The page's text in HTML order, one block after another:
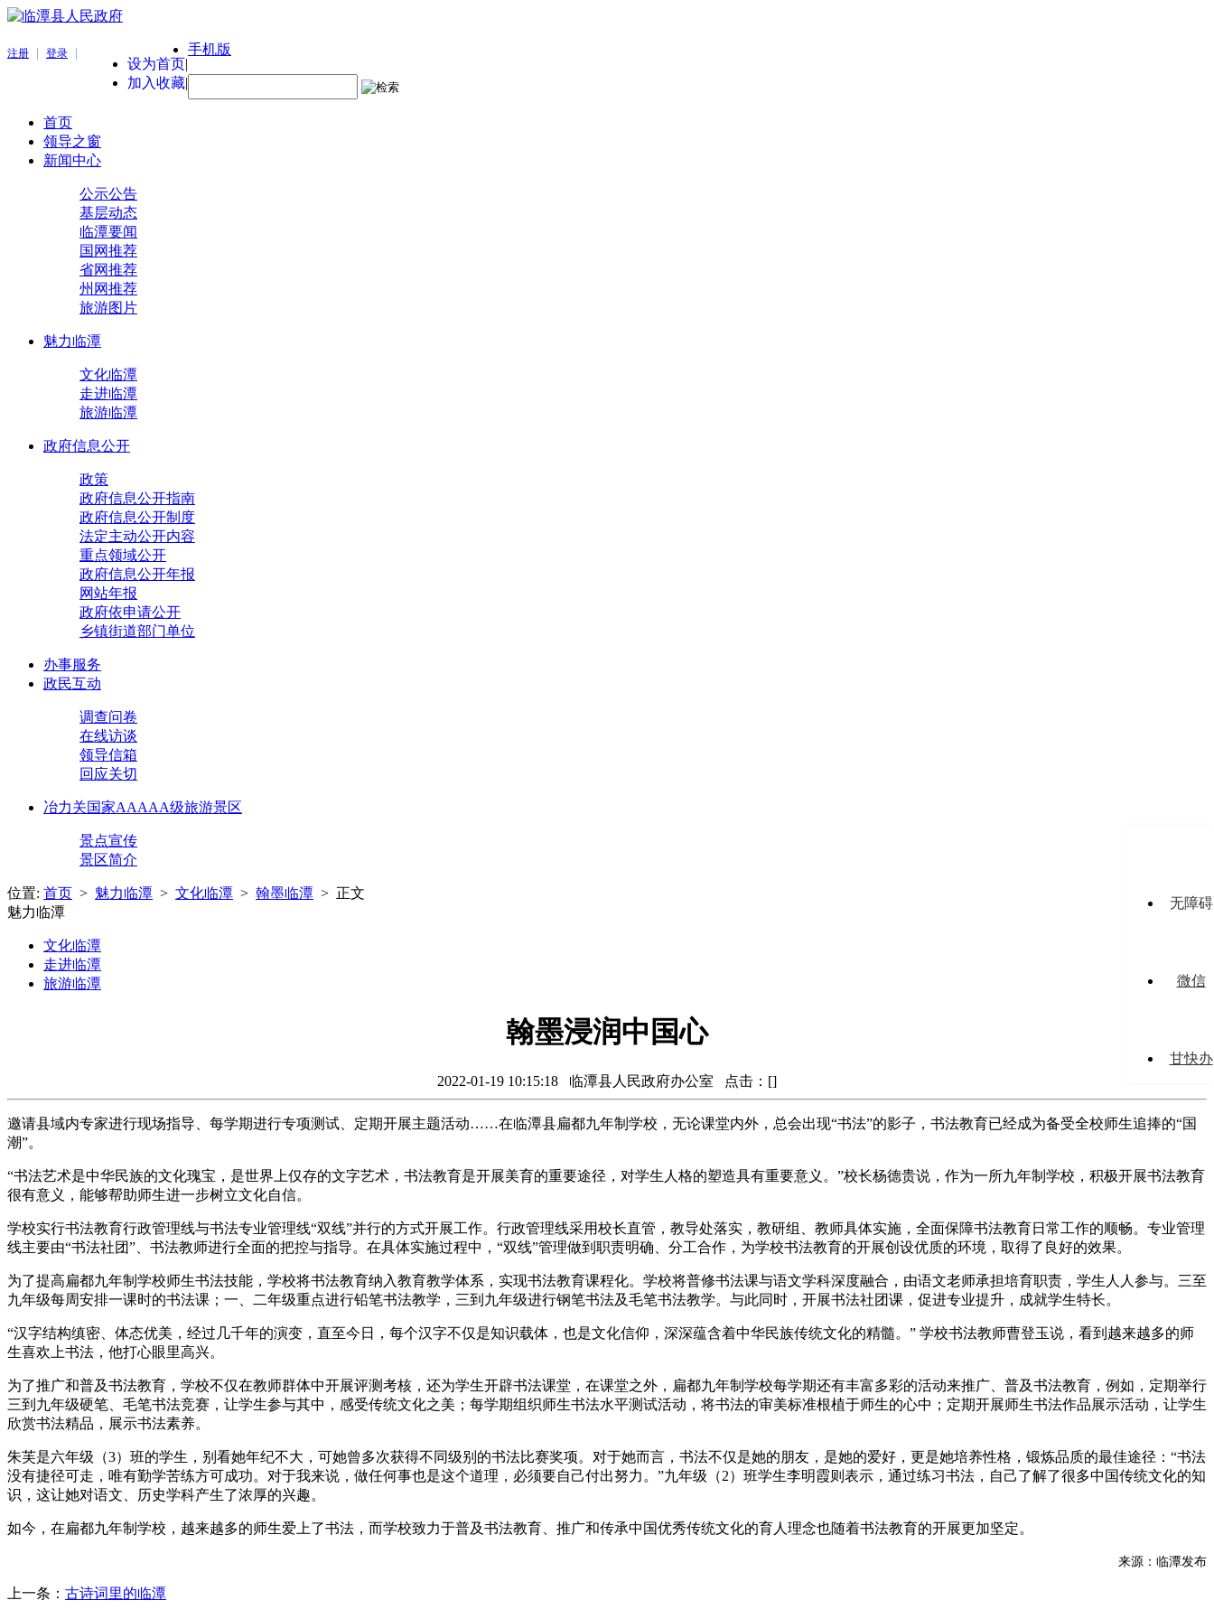
注册 登录
设为首页|
加入收藏|
手机版
首页
领导之窗
新闻中心
公示公告
基层动态
临潭要闻
国网推荐
省网推荐
州网推荐
旅游图片
魅力临潭
文化临潭
走进临潭
旅游临潭
政府信息公开
政策
政府信息公开指南
政府信息公开制度
法定主动公开内容
重点领域公开
政府信息公开年报
网站年报
政府依申请公开
乡镇街道部门单位
办事服务
政民互动
调查问卷
在线访谈
领导信箱
回应关切
冶力关国家AAAAA级旅游景区
景点宣传
景区简介
位置: 首页 > 魅力临潭 > 文化临潭 > 翰墨临潭 > 正文
魅力临潭
文化临潭
走进临潭
旅游临潭
翰墨浸润中国心
2022-01-19 10:15:18 临潭县人民政府办公室 点击：[]
邀请县域内专家进行现场指导、每学期进行专项测试、定期开展主题活动……在临潭县扁都九年制学校，无论课堂内外，总会出现“书法”的影子，书法教育已经成为备受全校师生追捧的“国
潮”。
“书法艺术是中华民族的文化瑰宝，是世界上仅存的文字艺术，书法教育是开展美育的重要途径，对学生人格的塑造具有重要意义。”校长杨德贵说，作为一所九年制学校，积极开展书法教育
很有意义，能够帮助师生进一步树立文化自信。
学校实行书法教育行政管理线与书法专业管理线“双线”并行的方式开展工作。行政管理线采用校长直管，教导处落实，教研组、教师具体实施，全面保障书法教育日常工作的顺畅。专业管理
线主要由“书法社团”、书法教师进行全面的把控与指导。在具体实施过程中，“双线”管理做到职责明确、分工合作，为学校书法教育的开展创设优质的环境，取得了良好的效果。
为了提高扁都九年制学校师生书法技能，学校将书法教育纳入教育教学体系，实现书法教育课程化。学校将普修书法课与语文学科深度融合，由语文老师承担培育职责，学生人人参与。三至
九年级每周安排一课时的书法课；一、二年级重点进行铅笔书法教学，三到九年级进行钢笔书法及毛笔书法教学。与此同时，开展书法社团课，促进专业提升，成就学生特长。
“汉字结构缜密、体态优美，经过几千年的演变，直至今日，每个汉字不仅是知识载体，也是文化信仰，深深蕴含着中华民族传统文化的精髓。” 学校书法教师曹登玉说，看到越来越多的师
生喜欢上书法，他打心眼里高兴。
为了推广和普及书法教育，学校不仅在教师群体中开展评测考核，还为学生开辟书法课堂，在课堂之外，扁都九年制学校每学期还有丰富多彩的活动来推广、普及书法教育，例如，定期举行
三到九年级硬笔、毛笔书法竞赛，让学生参与其中，感受传统文化之美；每学期组织师生书法水平测试活动，将书法的审美标准根植于师生的心中；定期开展师生书法作品展示活动，让学生
欣赏书法精品，展示书法素养。
朱芙是六年级（3）班的学生，别看她年纪不大，可她曾多次获得不同级别的书法比赛奖项。对于她而言，书法不仅是她的朋友，是她的爱好，更是她培养性格，锻炼品质的最佳途径：“书法
没有捷径可走，唯有勤学苦练方可成功。对于我来说，做任何事也是这个道理，必须要自己付出努力。”九年级（2）班学生李明霞则表示，通过练习书法，自己了解了很多中国传统文化的知
识，这让她对语文、历史学科产生了浓厚的兴趣。
如今，在扁都九年制学校，越来越多的师生爱上了书法，而学校致力于普及书法教育、推广和传承中国优秀传统文化的育人理念也随着书法教育的开展更加坚定。
来源：临潭发布
上一条： 古诗词里的临潭
无障碍
微信
甘快办